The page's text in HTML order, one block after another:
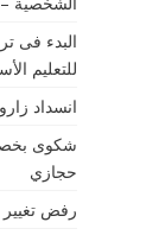
البدء فى
للتعليم
انسداد
شكوى
حجازي
رفض